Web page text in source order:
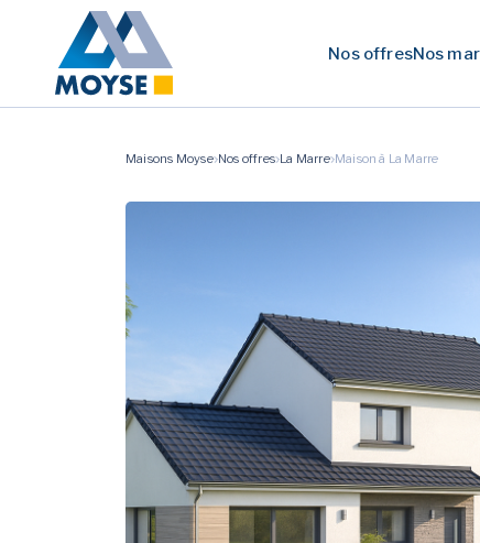
Nos offresNos
Maisons Moyse Nos offres La Marre Maison à La Marre